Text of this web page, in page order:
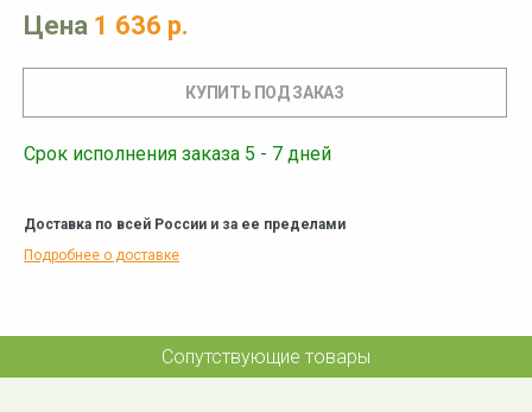
Цена 1 636 р.
Срок исполнения заказа 5 - 7 дней
Доставка по всей России и за ее пределами
Подробнее о доставке
Сопутствующие товары